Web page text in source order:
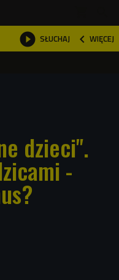
 SŁUCHAJ  WIĘCEJ

dzieci".
-